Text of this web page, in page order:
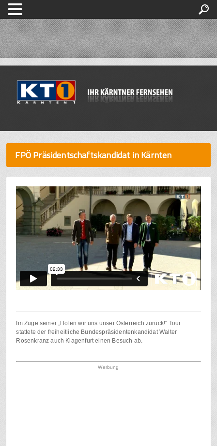
FPÖ Präsidentschaftskandidat in Kärnten
Im Zuge seiner „Holen wir uns unser Österreich zurück!“ Tour
stattete der freiheitliche Bundespräsidentenkandidat Walter
Rosenkranz auch Klagenfurt einen Besuch ab.
Werbung